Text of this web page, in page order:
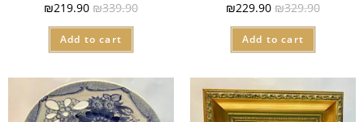
₪329.90
₪229.90
Add to cart
₪339.90
₪219.90
Add to cart